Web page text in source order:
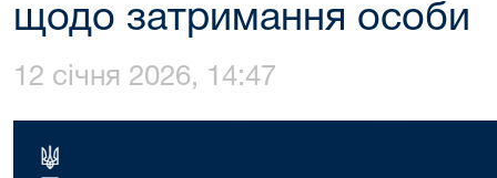
щодо затримання особи
12 січня 2026, 14:47